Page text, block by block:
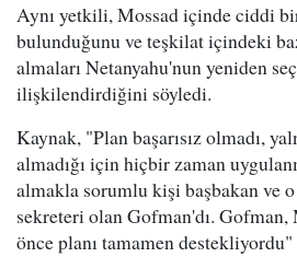
Aynı yetkili, Mossad içinde ciddi
bulunduğunu ve teşkilat içindeki
almaları Netanyahu'nun yeniden
ilişkilendirdiğini söyledi.
Kaynak, "Plan başarısız olmadı,
almadığı için hiçbir zaman
almakla sorumlu kişi başbakan ve
sekreteri olan Gofman'dı. Gofman,
önce planı tamamen